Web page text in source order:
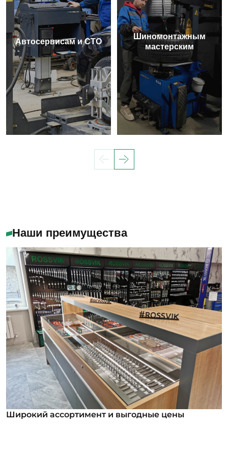
Автосервисам и СТО
Шиномонтажным
мастерским
Наши преимущества
Широкий ассортимент и выгодные цены